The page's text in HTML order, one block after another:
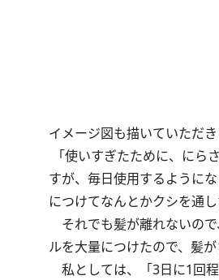
イメージ図も描いていただき
「使いすぎたために、にら
すが、毎日使用するように
につけてなんとかクシを通し
それでも髪が離れないの
ルを大量につけたので、髪
私としては、「3日に1回